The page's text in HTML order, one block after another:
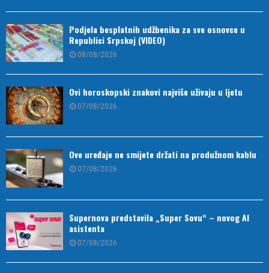
Podjela besplatnih udžbenika za sve osnovce u
Republici Srpskoj (VIDEO)
08/08/2026
Ovi horoskopski znakovi najviše uživaju u ljetu
07/08/2026
Ove uređaje ne smijete držati na produžnom kablu
07/08/2026
Supernova predstavila „Super Sovu“ – novog AI
asistenta
07/08/2026